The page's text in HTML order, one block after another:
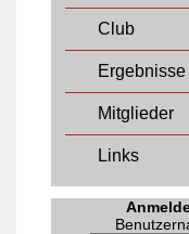
Club
Ergebnisse
Mitglieder
Links